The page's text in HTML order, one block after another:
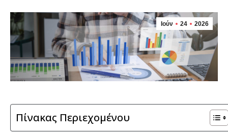
Ιούν 24 2026
Πίνακας Περιεχομένου